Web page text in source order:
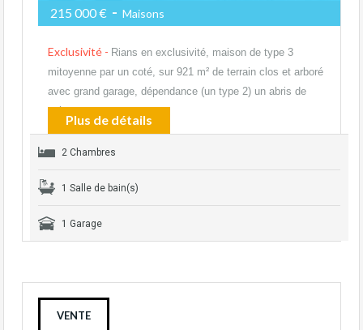
215 000 € - Maisons
Exclusivité - Rians en exclusivité, maison de type 3
mitoyenne par un coté, sur 921 m² de terrain clos et arboré
avec grand garage, dépendance (un type 2) un abris de
voiture,…
Plus de détails
2 Chambres
1 Salle de bain(s)
1 Garage
VENTE